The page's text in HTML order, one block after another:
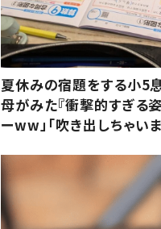
夏休みの宿題をする小5
母がみた『衝撃的すぎる
ーww」「吹き出しちゃい